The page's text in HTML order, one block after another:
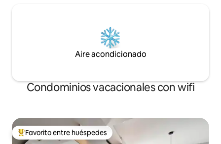
Aire acondicionado
Condominios vacacionales con wifi
Favorito entre huéspedes preferido
Favorito entre huéspedes